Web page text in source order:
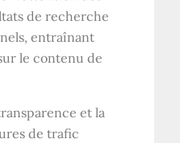
de recherche
entraînant
le contenu de
et la
de trafic